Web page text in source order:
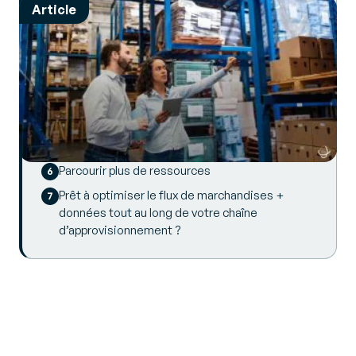
Article
Quels sont les Types de WMS ?
Cartographier Vos Exigences en Matière de
WMS
Fonctionnalités Clés à Rechercher dans le
Meilleur Système de Gestion d’Entrepôt
Comment Trouver le Meilleur WMS pour Votre
Entreprise
Parcourir plus de ressources
Prêt à optimiser le flux de marchandises +
données tout au long de votre chaîne
d’approvisionnement ?